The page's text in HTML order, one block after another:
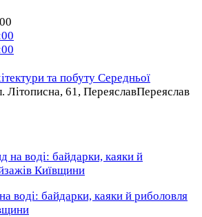
та побуту Середньої
Літописна, 61, ПереяславПереяслав
воді: байдарки, каяки й риболовля